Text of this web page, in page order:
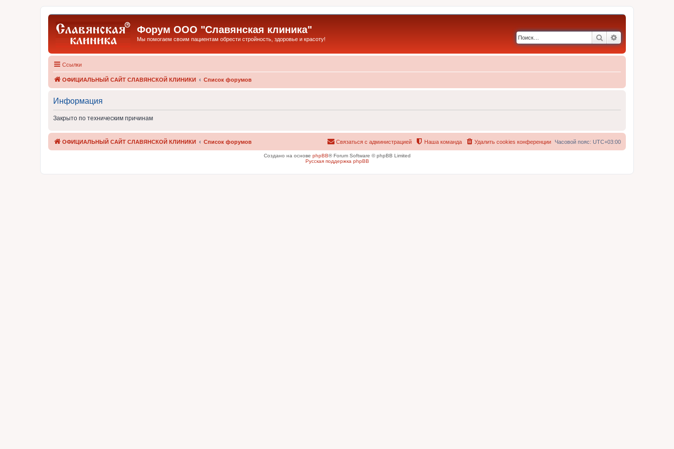
Форум ООО "Славянская клиника"
Мы помогаем своим пациентам обрести стройность, здоровье и красоту! Поиск
Ссылки
ОФИЦИАЛЬНЫЙ САЙТ СЛАВЯНСКОЙ КЛИНИКИ Список форумов
Информация
Закрыто по техническим причинам
ОФИЦИАЛЬНЫЙ САЙТ СЛАВЯНСКОЙ КЛИНИКИ Список форумов Часовой пояс: UTC+03:00
Удалить cookies конференции
Наша команда
Связаться с администрацией
Создано на основе phpBB® Forum Software © phpBB Limited
Русская поддержка phpBB